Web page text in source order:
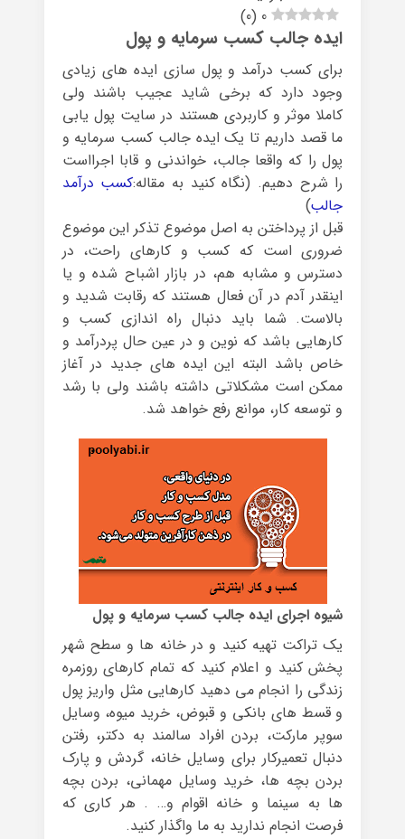
0
(
0
)
ایده جالب کسب سرمایه و پول
برای کسب درآمد و پول سازی ایده های زیادی
وجود دارد که برخی شاید عجیب باشند ولی
کاملا موثر و کاربردی هستند در سایت پول یابی
ما قصد داریم تا یک ایده جالب کسب سرمایه و
پول را که واقعا جالب، خواندنی و قابا اجرااست
را شرح دهیم. (نگاه کنید به مقاله:کسب درآمد
جالب)
قبل از پرداختن به اصل موضوع تذکر این موضوع
ضروری است که کسب و کارهای راحت، در
دسترس و مشابه هم، در بازار اشباح شده و یا
اینقدر آدم در آن فعال هستند که رقابت شدید و
بالاست. شما باید دنبال راه اندازی کسب و
کارهایی باشد که نوین و در عین حال پردرآمد و
خاص باشد البته این ایده های جدید در آغاز
ممکن است مشکلاتی داشته باشند ولی با رشد
و توسعه کار، موانع رفع خواهد شد.
شیوه اجرای ایده جالب کسب سرمایه و پول
یک تراکت تهیه کنید و در خانه ها و سطح شهر
پخش کنید و اعلام کنید که تمام کارهای روزمره
زندگی را انجام می دهید کارهایی مثل واریز پول
و قسط های بانکی و قبوض، خرید میوه، وسایل
سوپر مارکت، بردن افراد سالمند به دکتر، رفتن
دنبال تعمیرکار برای وسایل خانه، گردش و پارک
بردن بچه ها، خرید وسایل مهمانی، بردن بچه
ها به سینما و خانه اقوام و… . هر کاری که
فرصت انجام ندارید به ما واگذار کنید.